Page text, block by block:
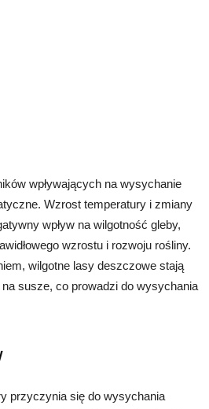
wpływających na wysychanie
Wzrost temperatury i zmiany
wpływ na wilgotność gleby,
wzrostu i rozwoju rośliny.
wilgotne lasy deszczowe stają
susze, co prowadzi do wysychania
przyczynia się do wysychania